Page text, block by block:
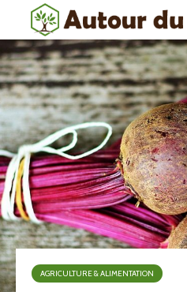
AGRICULTURE & ALIMENTATION